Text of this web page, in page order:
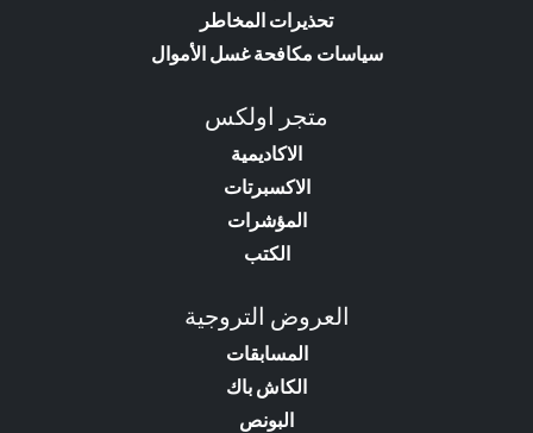
تحذيرات المخاطر
سياسات مكافحة غسل الأموال
متجر اولكس
الاكاديمية
الاكسبرتات
المؤشرات
الكتب
العروض التروجية
المسابقات
الكاش باك
البونص